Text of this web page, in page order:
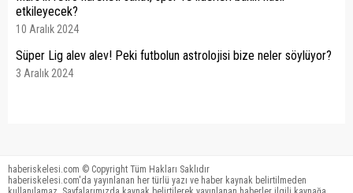
etkileyecek?
10 Aralık 2024
Süper Lig alev alev! Peki futbolun astrolojisi bize neler söylüyor?
3 Aralık 2024
haberiskelesi.com © Copyright Tüm Hakları Saklıdır
haberiskelesi.com'da yayınlanan her türlü yazı ve haber kaynak belirtilmeden